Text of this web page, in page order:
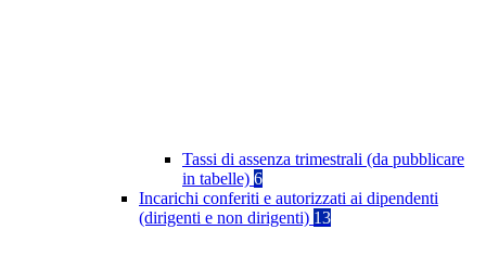
Tassi di assenza trimestrali (da pubblicare
in tabelle) 6
Incarichi conferiti e autorizzati ai dipendenti
(dirigenti e non dirigenti) 13